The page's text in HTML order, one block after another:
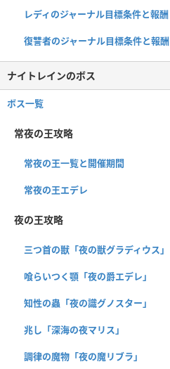
レディのジャーナル目標条件と報酬
復讐者のジャーナル目標条件と報酬
ナイトレインのボス
ボス一覧
常夜の王攻略
常夜の王一覧と開催期間
常夜の王エデレ
夜の王攻略
三つ首の獣「夜の獣グラディウス」
喰らいつく顎「夜の爵エデレ」
知性の蟲「夜の識グノスター」
兆し「深海の夜マリス」
調律の魔物「夜の魔リブラ」